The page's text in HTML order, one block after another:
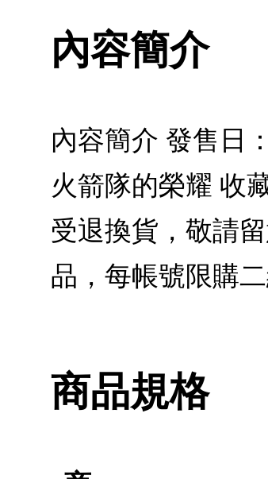
內容簡介
內容簡介 發售日
火箭隊的榮耀 收
受退換貨，敬請
品，每帳號限購
商品規格